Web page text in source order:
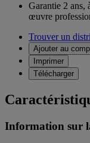
Garantie 2 ans,
œuvre
Trouver un
Ajouter au
Imprimer
Télécharger
Information sur